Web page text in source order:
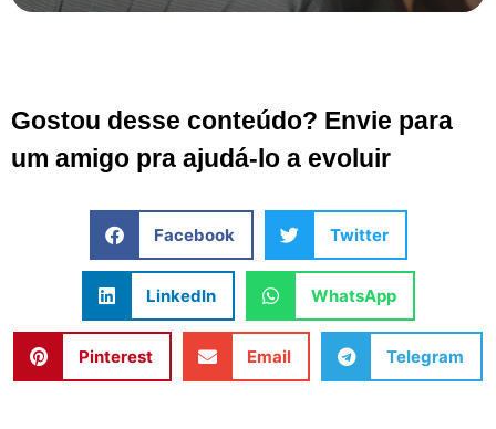
Gostou desse conteúdo? Envie para
um amigo pra ajudá-lo a evoluir
Facebook Twitter
LinkedIn WhatsApp
Pinterest Email Telegram